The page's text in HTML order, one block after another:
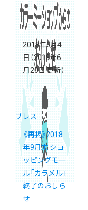
2018年6月4
日（2018年6
月20日 更新）
プレス
《再掲》2018
年9月末 ショ
ッピングモー
ル「カラメル」
終了のおしら
せ